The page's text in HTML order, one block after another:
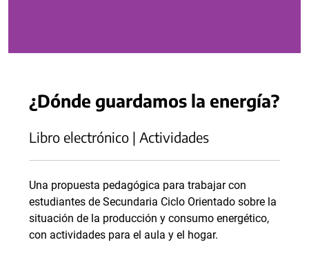
¿Dónde guardamos la energía?
Libro electrónico | Actividades
Una propuesta pedagógica para trabajar con
estudiantes de Secundaria Ciclo Orientado sobre la
situación de la producción y consumo energético,
con actividades para el aula y el hogar.